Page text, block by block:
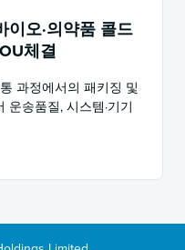
오·의약품 콜드
체결
과정에서의 패키징 및
송품질, 시스템·기기